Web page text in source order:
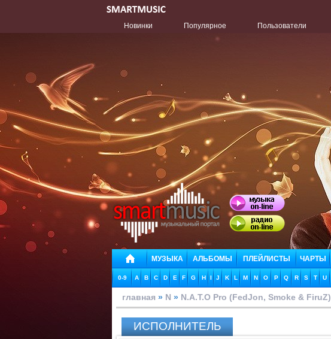
Новинки
Популярное Пользователи
МУЗЫКА АЛЬБОМЫ ПЛЕЙЛИСТЫ ЧАРТЫ
0-9 A B C D E F G H I J K L M N O P Q R S T U
главная » N » N.A.T.O Pro (FedJon, Smoke & FiruZ)
ИСПОЛНИТЕЛЬ